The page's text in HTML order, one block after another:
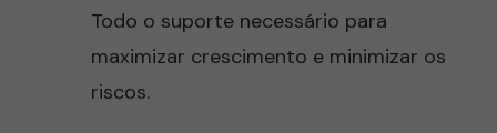
Todo o suporte necessário para
maximizar crescimento e minimizar os
riscos.